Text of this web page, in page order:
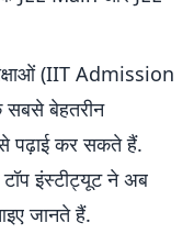
(IIT Admission
बेहतरीन
पढ़ाई कर सकते हैं.
इंस्टीट्यूट ने अब
जानते हैं.